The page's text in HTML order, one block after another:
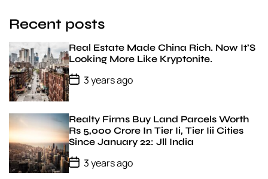
Recent posts
Real Estate Made China Rich. Now It’S
Looking More Like Kryptonite.
P
o
s
D
a
t
e
3 years ago
Realty Firms Buy Land Parcels Worth
Rs 5,000 Crore In Tier Ii, Tier Iii Cities
Since January 22: Jll India
P
o
3 years ago